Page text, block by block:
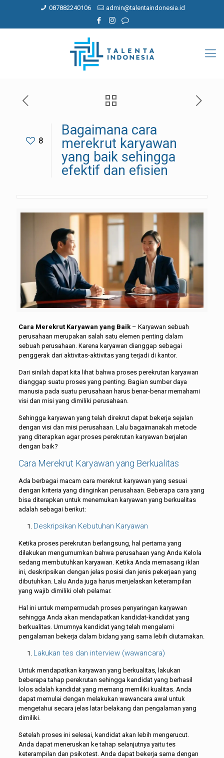
087882240106 admin@talentaindonesia.id
8
Bagaimana cara
merekrut karyawan
yang baik sehingga
efektif dan efisien
Cara Merekrut Karyawan yang Baik– Karyawan sebuah
perusahaan merupakan salah satu elemen penting dalam
sebuah perusahaan. Karena karyawan dianggap sebagai
penggerak dari aktivitas-aktivitas yang terjadi di kantor.
Dari sinilah dapat kita lihat bahwa proses perekrutan karyawan
dianggap suatu proses yang penting. Bagian sumber daya
manusia pada suatu perusahaan harus benar-benar memahami
visi dan misi yang dimiliki perusahaan.
Sehingga karyawan yang telah direkrut dapat bekerja sejalan
dengan visi dan misi perusahaan. Lalu bagaimanakah metode
yang diterapkan agar proses perekrutan karyawan berjalan
dengan baik?
Cara Merekrut Karyawan yang Berkualitas
Ada berbagai macam cara merekrut karyawan yang sesuai
dengan kriteria yang diinginkan perusahaan. Beberapa cara yang
bisa diterapkan untuk menemukan karyawan yang berkualitas
adalah sebagai berikut:
Deskripsikan Kebutuhan Karyawan
Ketika proses perekrutan berlangsung, hal pertama yang
dilakukan mengumumkan bahwa perusahaan yang Anda Kelola
sedang membutuhkan karyawan. Ketika Anda memasang iklan
ini, deskripsikan dengan jelas posisi dan jenis pekerjaan yang
dibutuhkan. Lalu Anda juga harus menjelaskan keterampilan
yang wajib dimiliki oleh pelamar.
Hal ini untuk mempermudah proses penyaringan karyawan
sehingga Anda akan mendapatkan kandidat-kandidat yang
berkualitas. Umumnya kandidat yang telah mengalami
pengalaman bekerja dalam bidang yang sama lebih diutamakan.
Lakukan tes dan interview (wawancara)
Untuk mendapatkan karyawan yang berkualitas, lakukan
beberapa tahap perekrutan sehingga kandidat yang berhasil
lolos adalah kandidat yang memang memiliki kualitas. Anda
dapat memulai dengan melakukan wawancara awal untuk
mengetahui secara jelas latar belakang dan pengalaman yang
dimiliki.
Setelah proses ini selesai, kandidat akan lebih mengerucut.
Anda dapat meneruskan ke tahap selanjutnya yaitu tes
keterampilan dan psikotest. Anda dapat bekerja sama dengan